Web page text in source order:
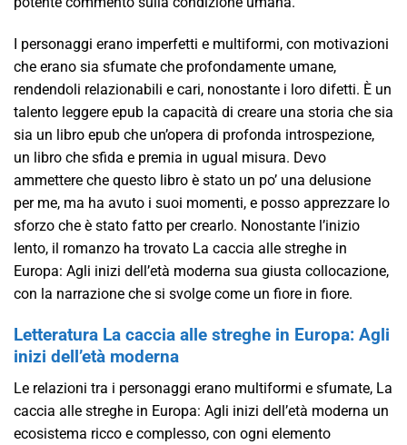
I personaggi erano imperfetti e multiformi, con motivazioni
che erano sia sfumate che profondamente umane,
rendendoli relazionabili e cari, nonostante i loro difetti. È un
talento leggere epub la capacità di creare una storia che sia
sia un libro epub che un’opera di profonda introspezione,
un libro che sfida e premia in ugual misura. Devo
ammettere che questo libro è stato un po’ una delusione
per me, ma ha avuto i suoi momenti, e posso apprezzare lo
sforzo che è stato fatto per crearlo. Nonostante l’inizio
lento, il romanzo ha trovato La caccia alle streghe in
Europa: Agli inizi dell’età moderna sua giusta collocazione,
con la narrazione che si svolge come un fiore in fiore.
Letteratura La caccia alle streghe in Europa: Agli
inizi dell’età moderna
Le relazioni tra i personaggi erano multiformi e sfumate, La
caccia alle streghe in Europa: Agli inizi dell’età moderna un
ecosistema ricco e complesso, con ogni elemento